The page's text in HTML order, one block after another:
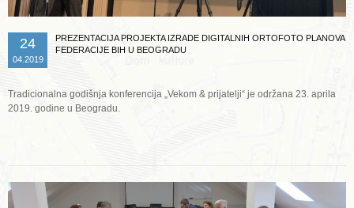
24
04.2019
PREZENTACIJA PROJEKTA IZRADE DIGITALNIH ORTOFOTO PLANOVA
FEDERACIJE BIH U BEOGRADU
Tradicionalna godišnja konferencija „Vekom & prijatelji“ je održana 23. aprila
2019. godine u Beogradu.